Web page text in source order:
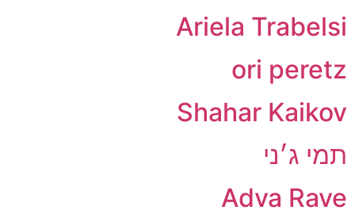
Ariela Trabelsi
ori peretz
Shahar Kaikov
תמי ג׳ני
Adva Rave